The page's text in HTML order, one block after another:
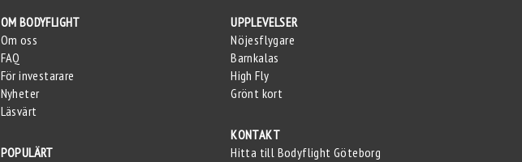
OM BODYFLIGHT
Om oss
FAQ
För investarare
Nyheter
Läsvärt
POPULÄRT
UPPLEVELSER
Nöjesflygare
Barnkalas
High Fly
Grönt kort
KONTAKT
Hitta till Bodyflight Göteborg